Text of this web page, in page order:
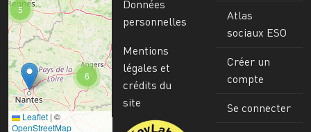
6
5
Leaflet | ©
OpenStreetMap
Données
personnelles
Mentions
légales et
crédits du
site
Image
Atlas
sociaux ESO
Créer un
compte
Se connecter